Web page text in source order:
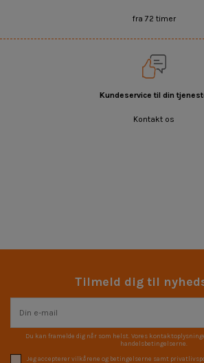
fra 72 timer
Kundeservice til din
Kontakt os
Tilmeld dig til
Du kan framelde dig når som helst. Vores
handelsbetingelserne.
Jeg accepterer vilkårene og betingelserne samt